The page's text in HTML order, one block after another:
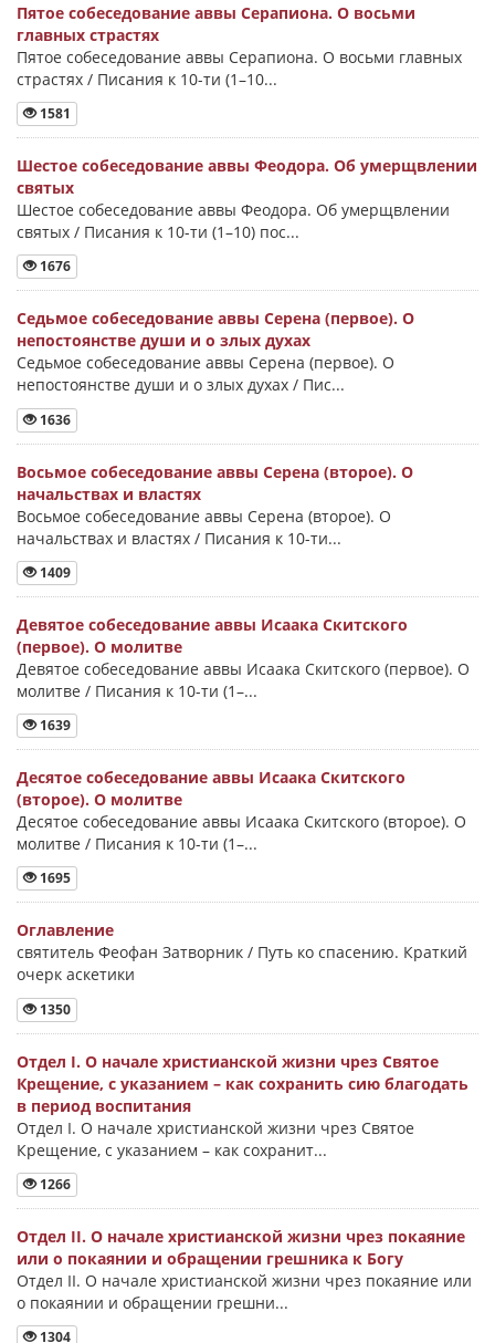
Пятое собеседование аввы Серапиона. О восьми
главных страстях
Пятое собеседование аввы Серапиона. О восьми главных
страстях / Писания к 10-ти (1–10...
1581
Шестое собеседование аввы Феодора. Об умерщвлении
святых
Шестое собеседование аввы Феодора. Об умерщвлении
святых / Писания к 10-ти (1–10) пос...
1676
Седьмое собеседование аввы Серена (первое). О
непостоянстве души и о злых духах
Седьмое собеседование аввы Серена (первое). О
непостоянстве души и о злых духах / Пис...
1636
Восьмое собеседование аввы Серена (второе). О
начальствах и властях
Восьмое собеседование аввы Серена (второе). О
начальствах и властях / Писания к 10-ти...
1409
Девятое собеседование аввы Исаака Скитского
(первое). О молитве
Девятое собеседование аввы Исаака Скитского (первое). О
молитве / Писания к 10-ти (1–...
1639
Десятое собеседование аввы Исаака Скитского
(второе). О молитве
Десятое собеседование аввы Исаака Скитского (второе). О
молитве / Писания к 10-ти (1–...
1695
Оглавление
святитель Феофан Затворник / Путь ко спасению. Краткий
очерк аскетики
1350
Отдел I. О начале христианской жизни чрез Святое
Крещение, с указанием – как сохранить сию благодать
в период воспитания
Отдел I. О начале христианской жизни чрез Святое
Крещение, с указанием – как сохранит...
1266
Отдел II. О начале христианской жизни чрез покаяние
или о покаянии и обращении грешника к Богу
Отдел II. О начале христианской жизни чрез покаяние или
о покаянии и обращении грешни...
1304